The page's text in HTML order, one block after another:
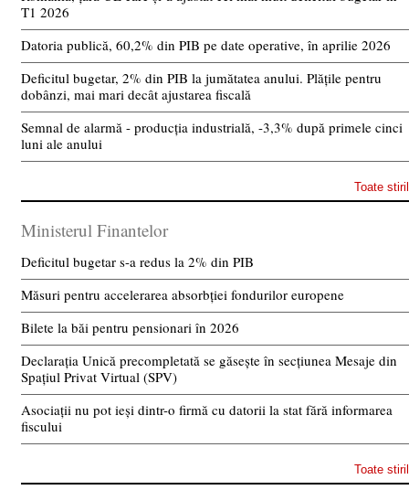
T1 2026
Datoria publică, 60,2% din PIB pe date operative, în aprilie 2026
Deficitul bugetar, 2% din PIB la jumătatea anului. Plățile pentru
dobânzi, mai mari decât ajustarea fiscală
Semnal de alarmă - producția industrială, -3,3% după primele cinci
luni ale anului
Toate
Ministerul Finantelor
Deficitul bugetar s-a redus la 2% din PIB
Măsuri pentru accelerarea absorbției fondurilor europene
Bilete la băi pentru pensionari în 2026
Declarația Unică precompletată se găsește în secțiunea Mesaje din
Spațiul Privat Virtual (SPV)
Asociații nu pot ieși dintr-o firmă cu datorii la stat fără informarea
fiscului
Toate